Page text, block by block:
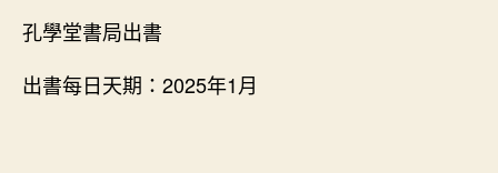
孔學堂書局出書
出書每日天期：2025年1月